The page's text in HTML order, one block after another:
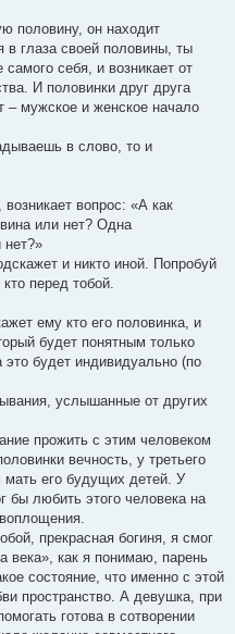
половину, он находит
в глаза своей половины, ты
себя, и возникает от
И половинки друг друга
– мужское и женское начало
в слово, то и
вопрос: «А как
или нет? Одна
нет?»
и никто иной. Попробуй
перед тобой.
ему кто его половинка, и
будет понятным только
будет индивидуально (по
услышанные от других
прожить с этим человеком
вечность, у третьего
его будущих детей. У
бы любить этого человека на
прекрасная богиня, я смог
века», как я понимаю, парень
состояние, что именно с этой
пространство. А девушка, при
готова в сотворении